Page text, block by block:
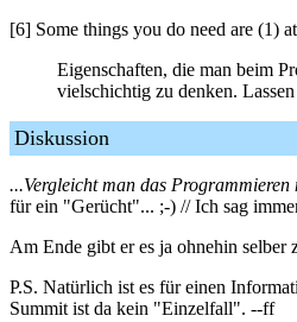
[6] Some things you do need are (1)
Eigenschaften, die man beim
vielschichtig zu denken.
Diskussion
...Vergleicht man das
für ein "Gerücht"... ;-) // Ich sag
Am Ende gibt er es ja ohnehin selber
P.S. Natürlich ist es für einen
Summit ist da kein "Einzelfall". --ff